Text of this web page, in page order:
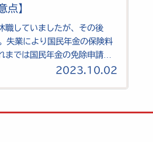
点】
職していましたが、その後
業により国民年金の保険料
では国民年金の免除申請は
2023.10.02